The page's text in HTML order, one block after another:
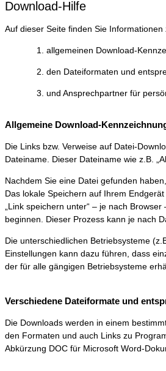
Download-Hilfe
Auf dieser Seite finden Sie Informationen
allgemeinen Download-
den Dateiformaten und
und Ansprechpartner für
Allgemeine Download-
Die Links bzw. Verweise auf Datei-
Dateiname. Dieser Dateiname wie z.B.
Nachdem Sie eine Datei gefunden
Das lokale Speichern auf Ihrem
„Link speichern unter“ – je nach
beginnen. Dieser Prozess kann je nach
Die unterschiedlichen Betriebsysteme
Einstellungen kann dazu führen, dass
der für alle gängigen Betriebsysteme
Verschiedene Dateiformate und
Die Downloads werden in einem
den Formaten und auch Links zu
Abkürzung DOC für Microsoft Word-